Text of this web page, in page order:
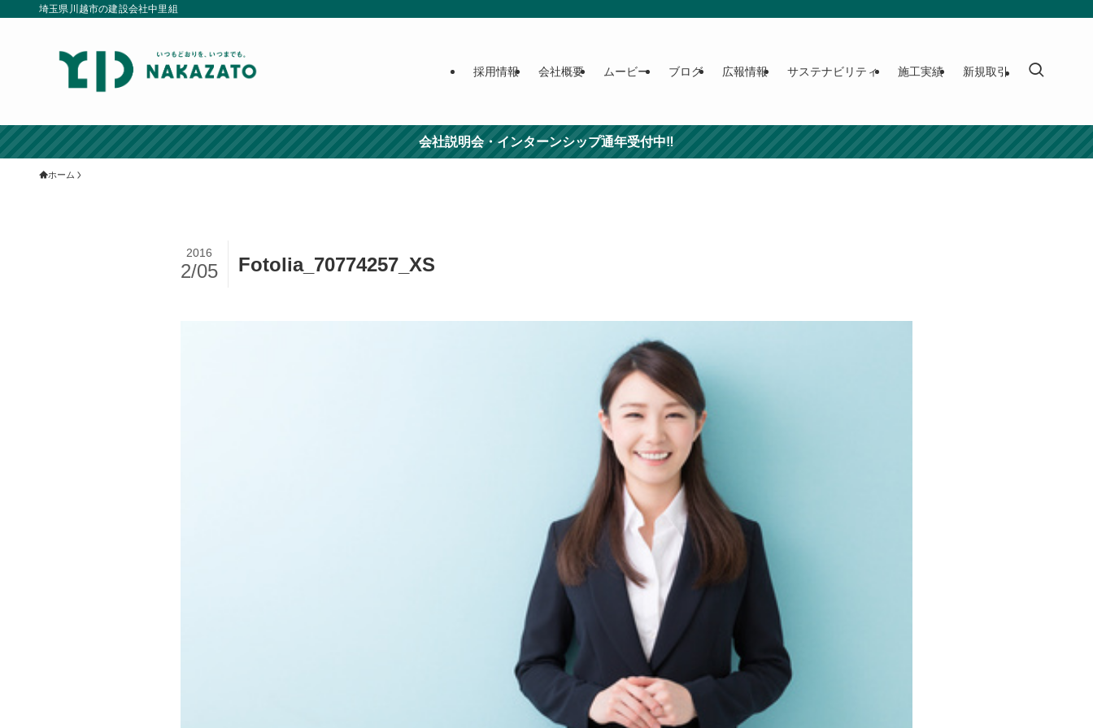
埼玉県川越市の建設会社中里組
採用情報 会社概要 ムービー ブログ 広報情報 サステナビリティ 施工実績 新規取引
会社説明会・インターンシップ通年受付中‼
ホーム
Fotolia_70774257_XS
2016
2/05